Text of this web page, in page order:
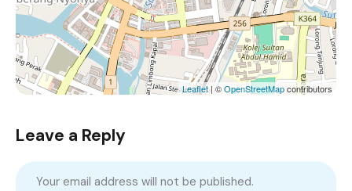
Leaflet| ©OpenStreetMapcontributors
Leave a Reply
Your email address will not be published.